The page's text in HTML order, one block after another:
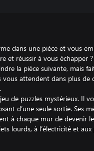
dans une pièce et vous
et réussir à vous échapper
la pièce suivante, mais
vous attendent dans plus de
de puzzles mystérieux. Il
d’une seule sortie. Ses
à chaque mur de devenir
lourds, à l’électricité et aux